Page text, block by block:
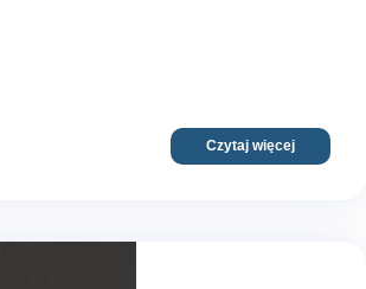
Czytaj więcej